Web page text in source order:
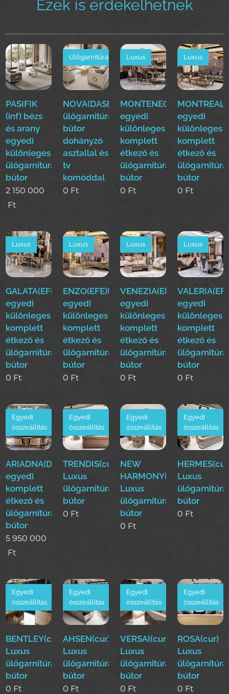
Ezek is érdekelhetnek
PASIFIK
(inf) bézs
és arany
egyedi
különleges
ülőgarnitúra
bútor
2 150 000
Ft
NOVA(DASE)
ülőgarnitúra
bútor
dohányzó
asztallal és
tv
komóddal
Ülőgarnitúra
0 Ft
MONTENEGRO(EFE)Luxus
egyedi
különleges
komplett
étkező és
ülőgarnitúra
bútor
Luxus
0 Ft
egyedi
különleges
komplett
étkező és
ülőgarnitúra
bútor
Luxus
0 Ft
GALATA(EFE)Luxus
egyedi
különleges
komplett
étkező és
ülőgarnitúra
bútor
Luxus
0 Ft
ENZO(EFE)Luxus
egyedi
különleges
komplett
étkező és
ülőgarnitúra
bútor
Luxus
0 Ft
VENEZIA(EFE)Luxus
egyedi
különleges
komplett
étkező és
ülőgarnitúra
bútor
Luxus
0 Ft
egyedi
különleges
komplett
étkező és
ülőgarnitúra
bútor
Luxus
0 Ft
ARIADNA(Duy)Luxus
egyedi
komplett
étkező és
ülőgarnitúra
bútor
Egyedi
összeállítás
5 950 000
Ft
TRENDIS(cur)
Luxus
ülőgarnitúra
bútor
Egyedi
összeállítás
0 Ft
NEW
HARMONY(cur)
Luxus
ülőgarnitúra
bútor
Egyedi
összeállítás
0 Ft
Luxus
ülőgarnitúra
bútor
Egyedi
összeállítás
0 Ft
BENTLEY(cur)
Luxus
ülőgarnitúra
bútor
Egyedi
összeállítás
0 Ft
AHSEN(cur)
Luxus
ülőgarnitúra
bútor
Egyedi
összeállítás
0 Ft
VERSAI(cur)
Luxus
ülőgarnitúra
bútor
Egyedi
összeállítás
0 Ft
ROSA(cur)
Luxus
ülőgarnitúra
bútor
Egyedi
összeállítás
0 Ft